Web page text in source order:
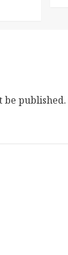
be published.